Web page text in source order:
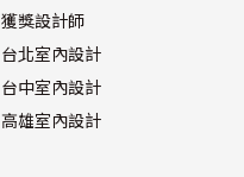
獲獎設計師
台北室內設計
台中室內設計
高雄室內設計